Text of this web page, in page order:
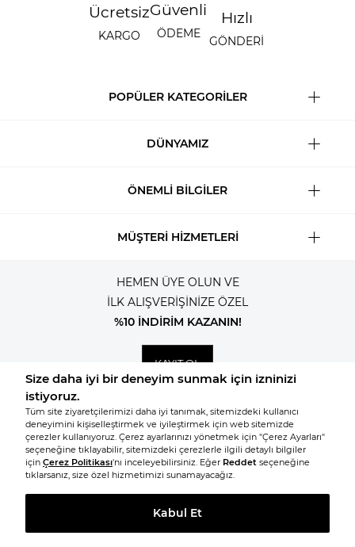
Ücretsiz
KARGO
Güvenli
ÖDEME
Hızlı
GÖNDERİ
POPÜLER KATEGORİLER
DÜNYAMIZ
ÖNEMLİ BİLGİLER
MÜŞTERİ HİZMETLERİ
HEMEN ÜYE OLUN VE
İLK ALIŞVERİŞİNİZE ÖZEL
%10 İNDİRİM KAZANIN!
KAYIT OL